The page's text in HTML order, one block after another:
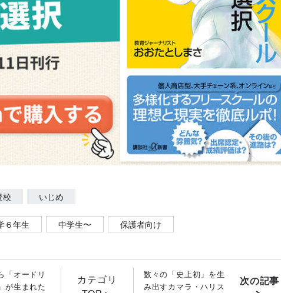
校 いじめ
６年生 中学生〜 保護者向け
「オードリ
が生まれた
カテゴリ
数々の「史上初」を生
み出すカマラ・ハリス
次の記事